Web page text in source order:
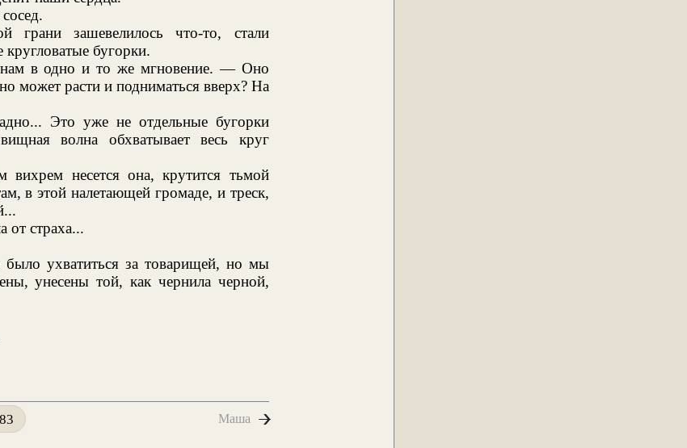
зашевелилось что-то, стали
бугорки.
в одно и то же мгновение. — Оно
может расти и подниматься вверх? На
Это уже не отдельные бугорки
волна обхватывает весь круг
несется она, крутится тьмой
в этой налетающей громаде, и треск,
от страха...
ухватиться за товарищей, но мы
унесены той, как чернила черной,
Маша